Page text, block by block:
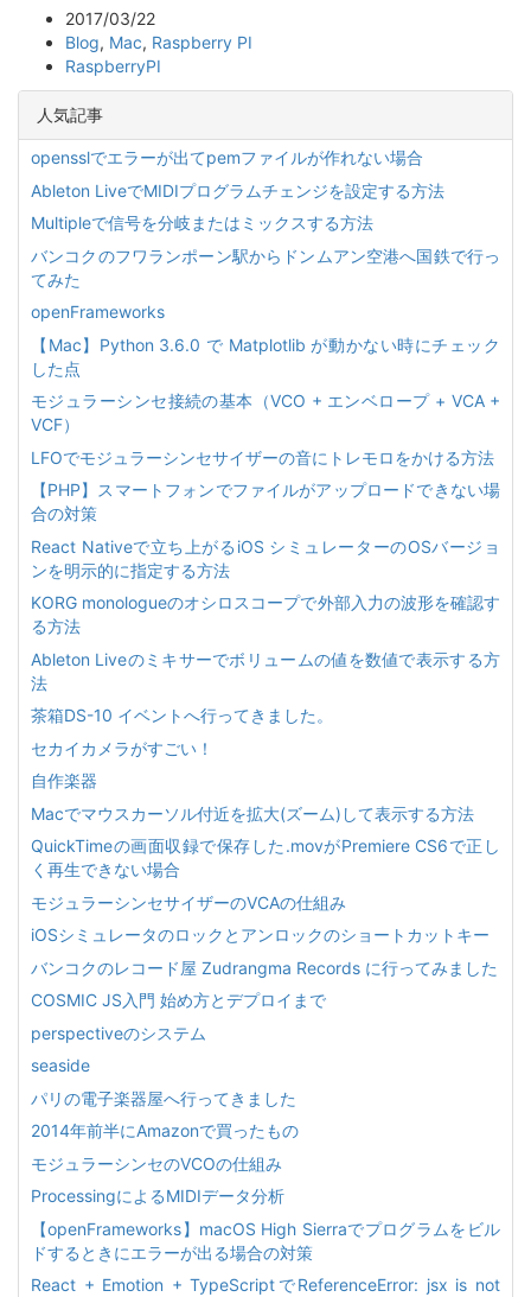
2017/03/22
Blog, Mac, Raspberry PI
RaspberryPI
人気記事
opensslでエラーが出てpemファイルが作れない場合
Ableton LiveでMIDIプログラムチェンジを設定する方法
Multipleで信号を分岐またはミックスする方法
バンコクのフワランポーン駅からドンムアン空港へ国鉄で行っ
てみた
openFrameworks
【Mac】Python 3.6.0 で Matplotlib が動かない時にチェック
した点
モジュラーシンセ接続の基本（VCO + エンベロープ + VCA +
VCF）
LFOでモジュラーシンセサイザーの音にトレモロをかける方法
【PHP】スマートフォンでファイルがアップロードできない場
合の対策
React Nativeで立ち上がるiOS シミュレーターのOSバージョ
ンを明示的に指定する方法
KORG monologueのオシロスコープで外部入力の波形を確認す
る方法
Ableton Liveのミキサーでボリュームの値を数値で表示する方
法
茶箱DS-10 イベントへ行ってきました。
セカイカメラがすごい！
自作楽器
Macでマウスカーソル付近を拡大(ズーム)して表示する方法
QuickTimeの画面収録で保存した.movがPremiere CS6で正し
く再生できない場合
モジュラーシンセサイザーのVCAの仕組み
iOSシミュレータのロックとアンロックのショートカットキー
バンコクのレコード屋 Zudrangma Records に行ってみました
COSMIC JS入門 始め方とデプロイまで
perspectiveのシステム
seaside
パリの電子楽器屋へ行ってきました
2014年前半にAmazonで買ったもの
モジュラーシンセのVCOの仕組み
ProcessingによるMIDIデータ分析
【openFrameworks】macOS High Sierraでプログラムをビル
ドするときにエラーが出る場合の対策
React + Emotion + TypeScriptでReferenceError: jsx is not